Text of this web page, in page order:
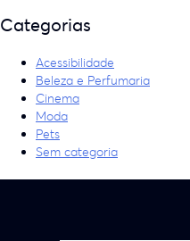
Categorias
Acessibilidade
Beleza e Perfumaria
Cinema
Moda
Pets
Sem categoria